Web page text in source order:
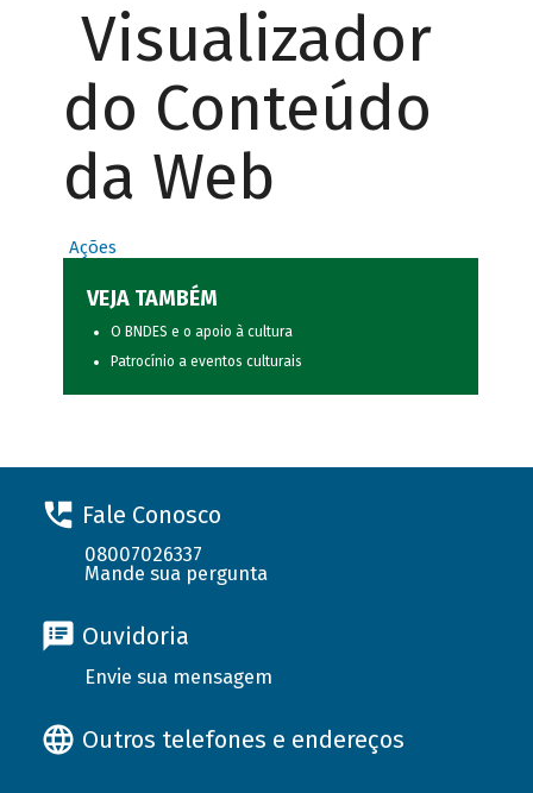
Visualizador
do Conteúdo
da Web
Ações
VEJA TAMBÉM
O BNDES e o apoio à cultura
Patrocínio a eventos culturais
Fale Conosco
08007026337
Mande sua pergunta
Ouvidoria
Envie sua mensagem
Outros telefones e endereços